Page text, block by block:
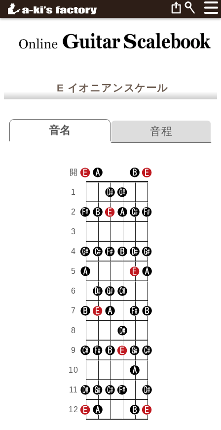
E イオニアンスケール
音名 音程
開
1
2
3
4
5
6
7
8
9
10
11
12